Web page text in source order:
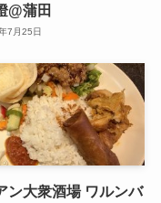
@蒲田
7月25日
ン大衆酒場 ワルンバ